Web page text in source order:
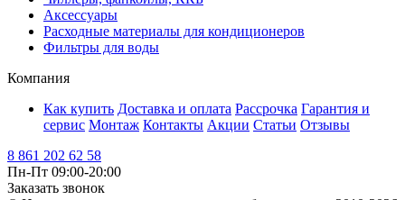
Аксессуары
Расходные материалы для кондиционеров
Фильтры для воды
Компания
Как купить Доставка и оплата Рассрочка Гарантия и
сервис Монтаж Контакты Акции Статьи Отзывы
8 861 202 62 58
Пн-Пт 09:00-20:00
Заказать звонок